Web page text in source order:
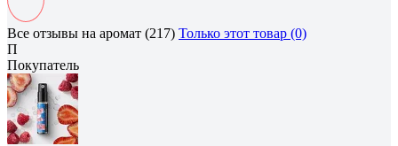
Все отзывы на аромат (217) Только этот товар (0)
П
Покупатель